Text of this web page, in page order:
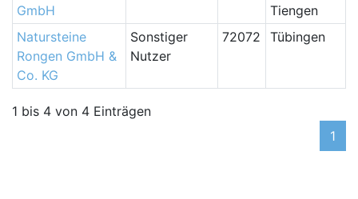
GmbH
Tiengen
Natursteine
Rongen GmbH &
Co. KG
Sonstiger
Nutzer
72072 Tübingen
1 bis 4 von 4 Einträgen
1